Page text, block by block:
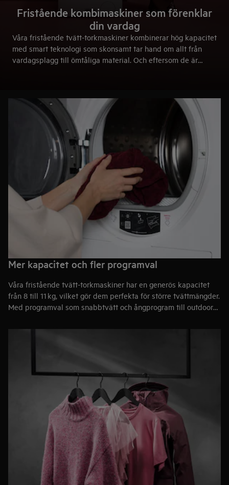
Fristående kombimaskiner som förenklar
din vardag
Våra fristående tvätt-torkmaskiner kombinerar hög kapacitet
med smart teknologi som skonsamt tar hand om allt från
vardagsplagg till ömtåliga material. Och eftersom de är
Mer kapacitet och fler programval
Våra fristående tvätt-torkmaskiner har en generös kapacitet
från 8 till 11 kg, vilket gör dem perfekta för större tvättmängder.
Med programval som snabbtvätt och ångprogram till outdoor
effektivt och skonsamt.